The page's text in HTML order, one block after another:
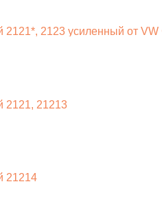
2121*, 2123 усиленный от VW
2121, 21213
21214